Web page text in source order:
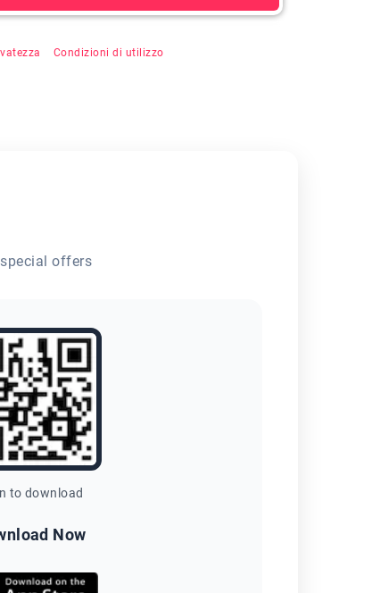
Condizioni di utilizzo
offers
to download
Now